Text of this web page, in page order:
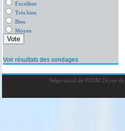
Excellent
Très bien
Bien
Moyen
Voir résultats des sondages
Siège social de l'ONM 24,rue